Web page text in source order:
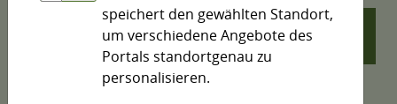
speichert den gewählten Standort,
um verschiedene Angebote des
Portals standortgenau zu
personalisieren.